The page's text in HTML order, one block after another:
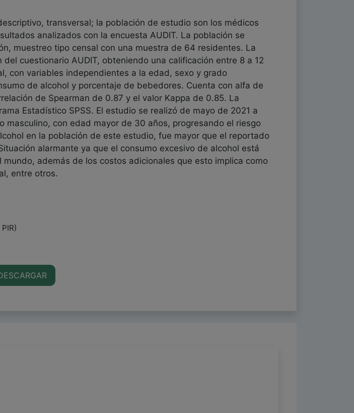
transversal; la población de estudio son los médicos
analizados con la encuesta AUDIT. La población se
muestreo tipo censal con una muestra de 64 residentes. La
cuestionario AUDIT, obteniendo una calificación entre 8 a 12
con variables independientes a la edad, sexo y grado
de alcohol y porcentaje de bebedores. Cuenta con alfa de
de Spearman de 0.87 y el valor Kappa de 0.85. La
Estadístico SPSS. El estudio se realizó de mayo de 2021 a
masculino, con edad mayor de 30 años, progresando el riesgo
en la población de este estudio, fue mayor que el reportado
alarmante ya que el consumo excesivo de alcohol está
además de los costos adicionales que esto implica como
entre otros.